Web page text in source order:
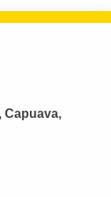
Capuava,